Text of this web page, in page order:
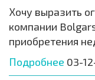
Хочу выразить
компании
приобретения
Подробнее 03-